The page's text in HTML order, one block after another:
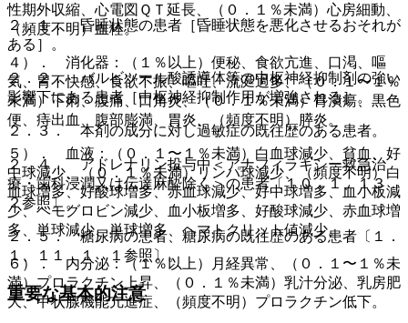
２．１． 昏睡状態の患者［昏睡状態を悪化させるおそれが
ある］。
２．２． バルビツール酸誘導体等の中枢神経抑制剤の強い
影響下にある患者［中枢神経抑制作用が増強される］。
２．３． 本剤の成分に対し過敏症の既往歴のある患者。
２．４． アドレナリン投与中＜アナフィラキシー救急治
療・歯科浸潤又は伝達麻酔除く＞の患者〔１０．１、１３．
２参照〕。
２．５． 糖尿病の患者、糖尿病の既往歴のある患者〔１．
１、１１．１．１参照〕。
重要な基本的注意
性期外収縮、心電図ＱＴ延長、（０．１％未満）心房細動、
（頻度不明）血栓。
４）． 消化器：（１％以上）便秘、食欲亢進、口渇、嘔
気、胃不快感、食欲不振、嘔吐、流涎過多、（０．１〜１％
未満）下痢、腹痛、口角炎、（０．１％未満）胃潰瘍、黒色
便、痔出血、腹部膨満、胃炎、（頻度不明）膵炎。
５）． 血液：（０．１〜１％未満）白血球減少、貧血、好
中球減少、（０．１％未満）リンパ球減少、（頻度不明）白
血球増多、好酸球増多、赤血球減少、好中球増多、血小板減
少、ヘモグロビン減少、血小板増多、好酸球減少、赤血球増
多、単球減少、単球増多、ヘマトクリット値減少。
６）． 内分泌：（１％以上）月経異常、（０．１〜１％未
満）プロラクチン上昇、（０．１％未満）乳汁分泌、乳房肥
大、甲状腺機能亢進症、（頻度不明）プロラクチン低下。